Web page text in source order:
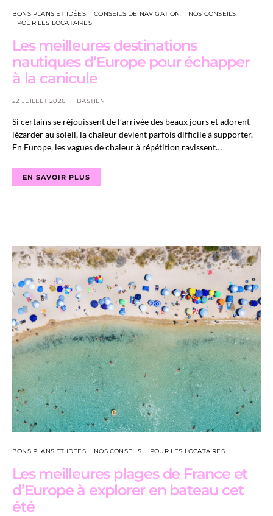
BONS PLANS ET IDÉES CONSEILS DE NAVIGATION
NOS CONSEILS
POUR LES LOCATAIRES
Les meilleures destinations
nautiques d’Europe pour échapper
à la canicule
22 JUILLET 2026 BASTIEN
Si certains se réjouissent de l’arrivée des beaux jours et adorent
lézarder au soleil, la chaleur devient parfois difficile à supporter.
En Europe, les vagues de chaleur à répétition ravissent…
EN SAVOIR PLUS
BONS PLANS ET IDÉES NOS CONSEILS POUR LES LOCATAIRES
Les meilleures plages de France et
d’Europe à explorer en bateau cet
été